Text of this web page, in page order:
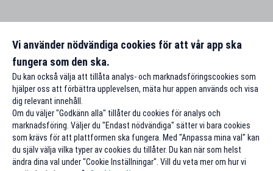
Vi använder nödvändiga cookies för att vår app ska
fungera som den ska.
Du kan också välja att tillåta analys- och marknadsföringscookies som
hjälper oss att förbättra upplevelsen, mäta hur appen används och visa
dig relevant innehåll.
Om du väljer "Godkänn alla" tillåter du cookies för analys och
marknadsföring. Väljer du "Endast nödvändiga" sätter vi bara cookies
som krävs för att plattformen ska fungera. Med "Anpassa mina val" kan
du själv välja vilka typer av cookies du tillåter. Du kan när som helst
ändra dina val under "Cookie Inställningar". Vill du veta mer om hur vi